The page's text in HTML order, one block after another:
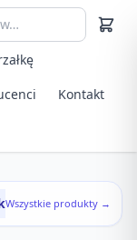
Kontakt
w zestawach
Wszystkie produkty →